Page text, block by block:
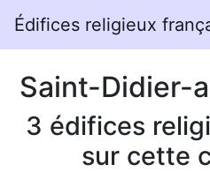
Édifices religieux
Saint-Didier-
3 édifices
sur cette